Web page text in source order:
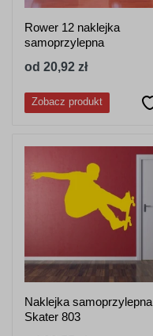
Rower 12 naklejka
samoprzylepna
od 20,92 zł
Zobacz produkt
Naklejka samoprzylepna
Skater 803